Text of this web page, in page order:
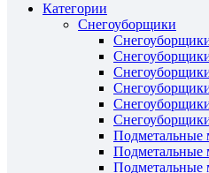
Категории
Снегоуборщики